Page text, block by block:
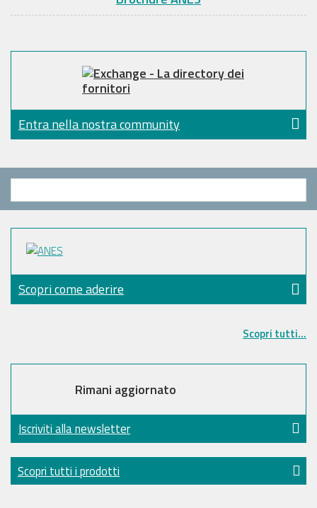
Entra nella nostra community
Scopri come aderire
Scopri tutti...
Rimani aggiornato
Iscriviti alla newsletter
Scopri tutti i prodotti